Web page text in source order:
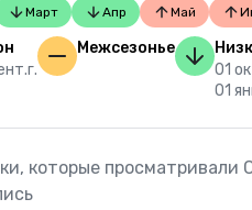
Март Апр Май
Межсезонье
01
01
которые просматривали